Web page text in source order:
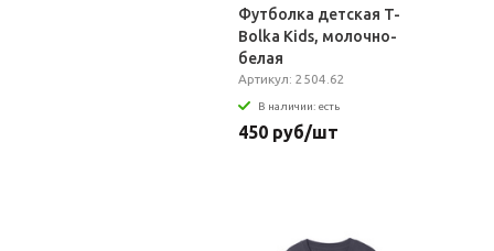
Футболка детская T-
Bolka Kids, молочно-
белая
Артикул: 2504.62
В наличии: есть
450 руб/шт